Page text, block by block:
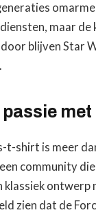
maar de
blijven Star
passie
t-shirt is meer
community
klassiek
zien dat de